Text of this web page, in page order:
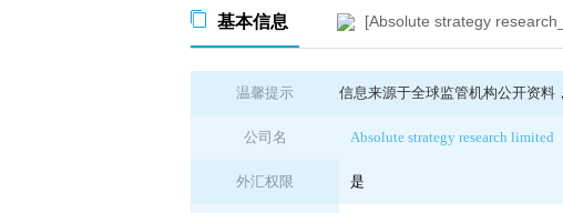
基本信息 [Absolute strategy research_ACPR
温馨提示 信息来源于全球监管机构公开资料
公司名 Absolute strategy research limited
外汇权限 是